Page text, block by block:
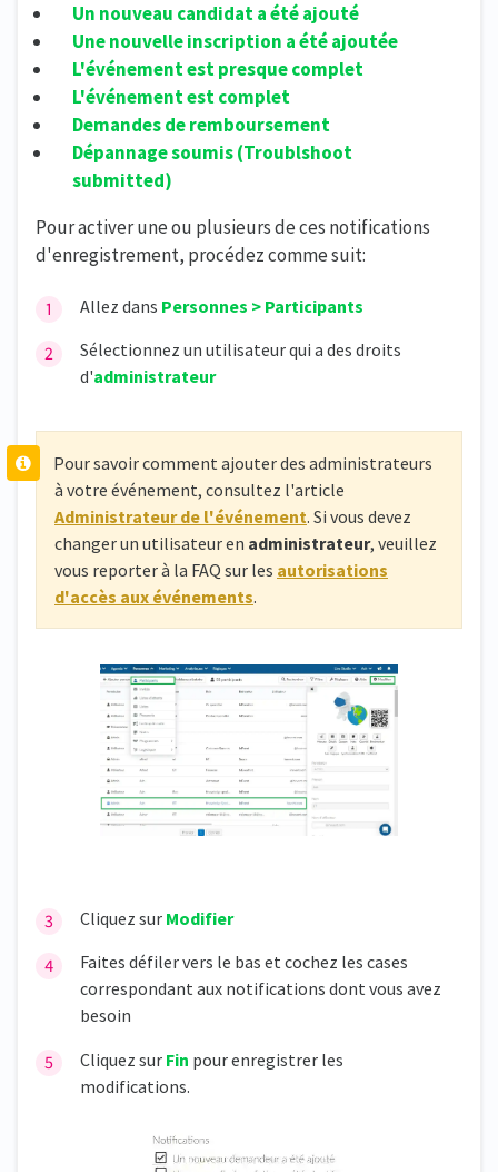
Un nouveau candidat a été ajouté
Une nouvelle inscription a été ajoutée
L'événement est presque complet
L'événement est complet
Demandes de remboursement
Dépannage soumis (Troublshoot
submitted)
Pour activer une ou plusieurs de ces notifications
d'enregistrement, procédez comme suit:
Allez dans Personnes > Participants
Sélectionnez un utilisateur qui a des droits
d'administrateur
Pour savoir comment ajouter des administrateurs
à votre événement, consultez l'article
Administrateur de l'événement. Si vous devez
changer un utilisateur en administrateur, veuillez
vous reporter à la FAQ sur les autorisations
d'accès aux événements.
Cliquez sur Modifier
Faites défiler vers le bas et cochez les cases
correspondant aux notifications dont vous avez
besoin
Cliquez sur Fin pour enregistrer les
modifications.